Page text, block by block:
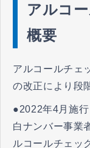
アルコ
概要
アルコールチェ
の改正により段
●2022年4月施行
白ナンバー事業
ルコールチェッ